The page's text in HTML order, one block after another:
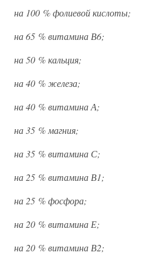
на 100 % фолиевой кислоты;
на 65 % витамина В6;
на 50 % кальция;
на 40 % железа;
на 40 % витамина А;
на 35 % магния;
на 35 % витамина С;
на 25 % витамина В1;
на 25 % фосфора;
на 20 % витамина Е;
на 20 % витамина В2;